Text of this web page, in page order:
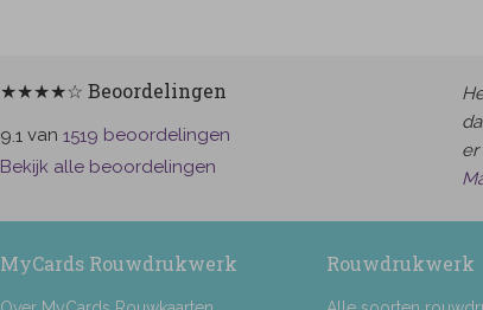
★★★★☆ Beoordelingen
9.1 van 1519 beoordelingen
Bekijk alle beoordelingen
er
MyCards Rouwdrukwerk Rouwdrukwerk